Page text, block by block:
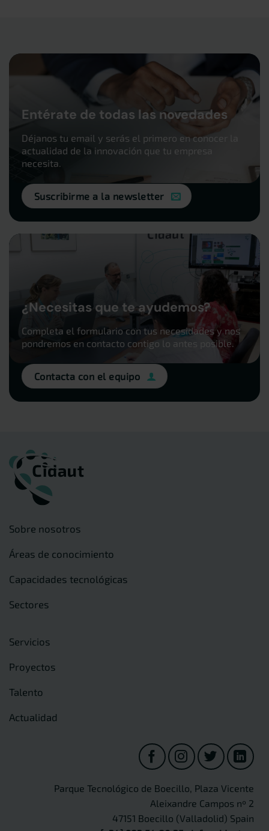
Entérate de todas las novedades
Déjanos tu email y serás el primero en conocer la
actualidad de la innovación que tu empresa
necesita.
Suscribirme a la newsletter
¿Necesitas que te ayudemos?
Completa el formulario con tus necesidades y nos
pondremos en contacto contigo lo antes posible.
Contacta con el equipo
Sobre nosotros
Áreas de conocimiento
Capacidades tecnológicas
Sectores
Servicios
Proyectos
Talento
Actualidad
Parque Tecnológico de Boecillo, Plaza Vicente
Aleixandre Campos nº 2
47151 Boecillo (Valladolid) Spain